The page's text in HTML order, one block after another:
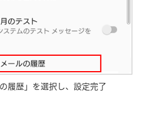
履歴」を選択し、設定完了